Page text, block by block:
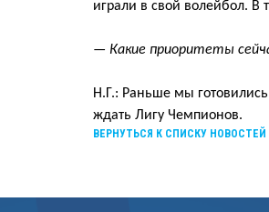
играли в свой волейбол. В
— Какие приоритеты
Н.Г.: Раньше мы
ждать Лигу Чемпионов.
ВЕРНУТЬСЯ К СПИСКУ НОВОСТЕЙ